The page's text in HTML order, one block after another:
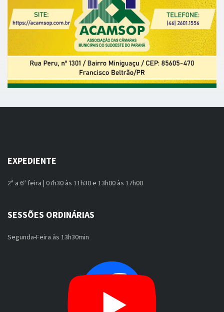
EXPEDIENTE
2ª a 6ª feira | 07h30 às 11h30 e 13h00 às 17h00
SESSÕES ORDINÁRIAS
Segunda-Feira às 13h30min